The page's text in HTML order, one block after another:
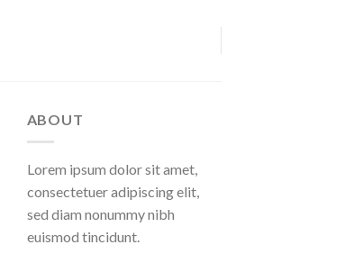
ABOUT
Lorem ipsum dolor sit amet,
consectetuer adipiscing elit,
sed diam nonummy nibh
euismod tincidunt.